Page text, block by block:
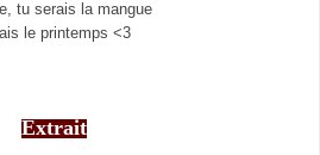
tu serais la mangue
le printemps <3
Extrait